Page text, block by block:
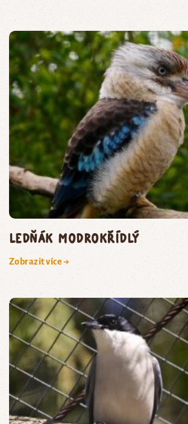
ledňák modrokřídlý
Zobrazit více →